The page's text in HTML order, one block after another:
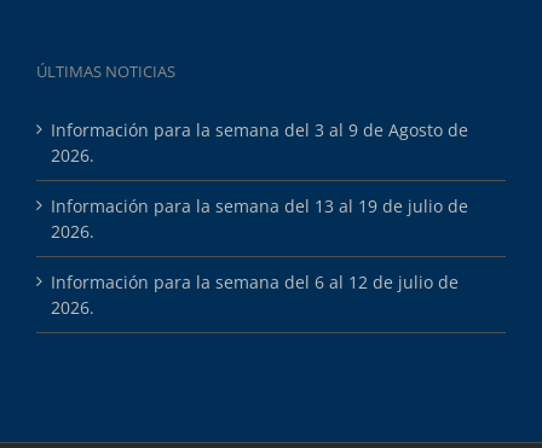
ÚLTIMAS NOTICIAS
Información para la semana del 3 al 9 de Agosto de
2026.
Información para la semana del 13 al 19 de julio de
2026.
Información para la semana del 6 al 12 de julio de
2026.